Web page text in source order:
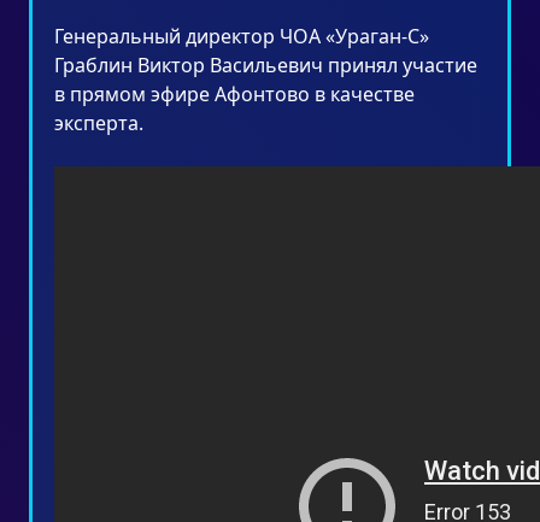
Генеральный директор ЧОА «Ураган-С»
Граблин Виктор Васильевич принял участие
в прямом эфире Афонтово в качестве
эксперта.